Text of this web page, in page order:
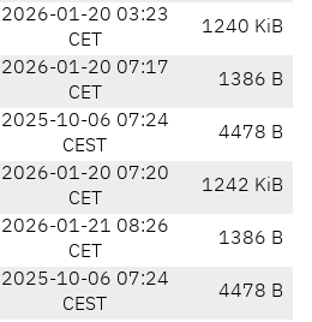
2026-01-20 03:23
CET
1240 KiB
2026-01-20 07:17
CET
1386 B
2025-10-06 07:24
CEST
4478 B
2026-01-20 07:20
CET
1242 KiB
2026-01-21 08:26
CET
1386 B
2025-10-06 07:24
CEST
4478 B